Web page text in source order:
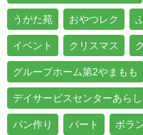
うがた苑 おやつレク
イベント クリスマス
グループホーム第2やまもも
デイサービスセンターあらし
パン作り パート ボラ